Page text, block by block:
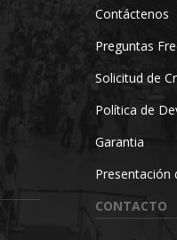
Contáctenos
Preguntas
Solicitud de
Política de
Garantia
Presentación
CONTACTO